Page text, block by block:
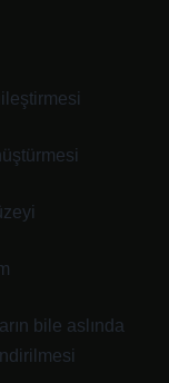
bile aslında